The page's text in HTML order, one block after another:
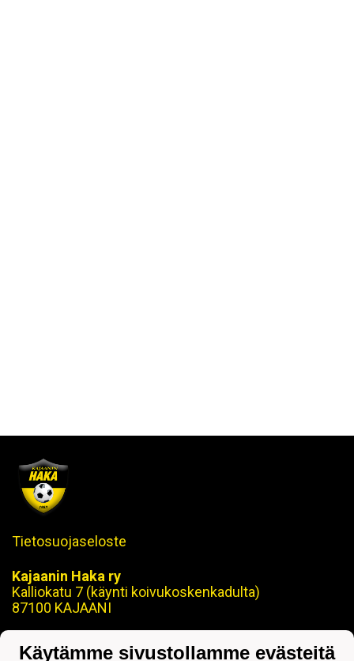
Tietosuojaseloste
Kajaanin Haka ry
Kalliokatu 7 (käynti koivukoskenkadulta)
87100 KAJAANI
Käytämme sivustollamme evästeitä